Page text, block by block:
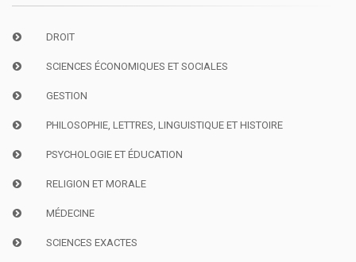
DROIT
SCIENCES ÉCONOMIQUES ET SOCIALES
GESTION
PHILOSOPHIE, LETTRES, LINGUISTIQUE ET HISTOIRE
PSYCHOLOGIE ET ÉDUCATION
RELIGION ET MORALE
MÉDECINE
SCIENCES EXACTES